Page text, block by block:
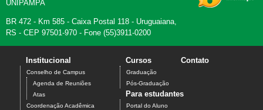
UNIPAMPA
BR 472 - Km 585 - Caixa Postal 118 - Uruguaiana,
RS - CEP 97501-970 - Fone (55)3911-0200
Institucional
Conselho de Campus
Agenda de Reuniões
Atas
Coordenação Acadêmica
Cursos
Graduação
Pós-Graduação
Contato
Para estudantes
Portal do Aluno